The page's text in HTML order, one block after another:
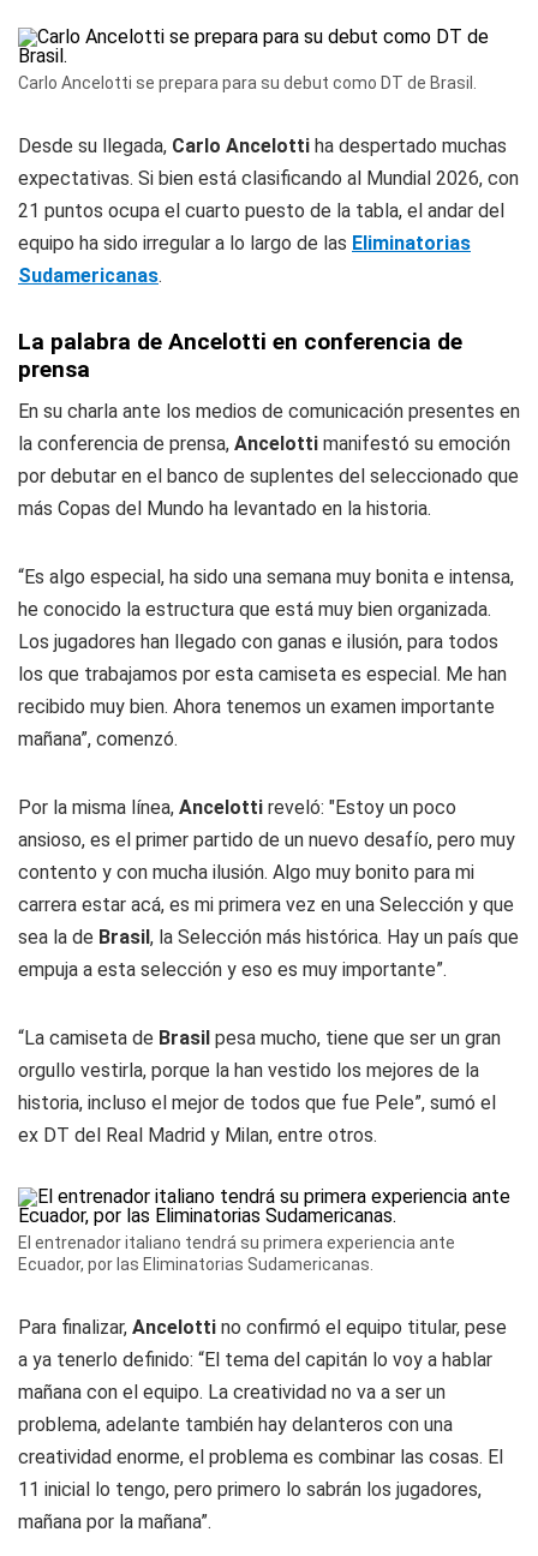
Carlo Ancelotti se prepara para su debut como DT de Brasil.
Desde su llegada, Carlo Ancelotti ha despertado muchas
expectativas. Si bien está clasificando al Mundial 2026, con
21 puntos ocupa el cuarto puesto de la tabla, el andar del
equipo ha sido irregular a lo largo de las Eliminatorias
Sudamericanas.
La palabra de Ancelotti en conferencia de
prensa
En su charla ante los medios de comunicación presentes en
la conferencia de prensa, Ancelotti manifestó su emoción
por debutar en el banco de suplentes del seleccionado que
más Copas del Mundo ha levantado en la historia.
“Es algo especial, ha sido una semana muy bonita e intensa,
he conocido la estructura que está muy bien organizada.
Los jugadores han llegado con ganas e ilusión, para todos
los que trabajamos por esta camiseta es especial. Me han
recibido muy bien. Ahora tenemos un examen importante
mañana”, comenzó.
Por la misma línea, Ancelotti reveló: "Estoy un poco
ansioso, es el primer partido de un nuevo desafío, pero muy
contento y con mucha ilusión. Algo muy bonito para mi
carrera estar acá, es mi primera vez en una Selección y que
sea la de Brasil, la Selección más histórica. Hay un país que
empuja a esta selección y eso es muy importante”.
“La camiseta de Brasil pesa mucho, tiene que ser un gran
orgullo vestirla, porque la han vestido los mejores de la
historia, incluso el mejor de todos que fue Pele”, sumó el
ex DT del Real Madrid y Milan, entre otros.
El entrenador italiano tendrá su primera experiencia ante
Ecuador, por las Eliminatorias Sudamericanas.
Para finalizar, Ancelotti no confirmó el equipo titular, pese
a ya tenerlo definido: “El tema del capitán lo voy a hablar
mañana con el equipo. La creatividad no va a ser un
problema, adelante también hay delanteros con una
creatividad enorme, el problema es combinar las cosas. El
11 inicial lo tengo, pero primero lo sabrán los jugadores,
mañana por la mañana”.